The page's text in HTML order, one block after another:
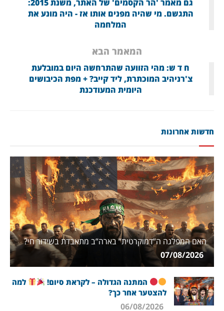
גם מאמר 'הר הקסמים' של האתר, משנת 2015:
התגשם. מי שהיה מפנים אותו אז - היה מונע את
המלחמה
המאמר הבא
ח ד ש: מהי הזוועה שהתרחשה היום במובלעת
צ'רניהיב המוכתרת, ליד קייב? + מפת הכיבושים
היומית המעודכנת
חדשות אחרונות
האם המפלגה ה”דמוקרטית” בארה”ב מתאבדת בשידור חי?
07/08/2026
המתנה הגדולה – לקראת סיום!
למה
להצטער אחר כך?